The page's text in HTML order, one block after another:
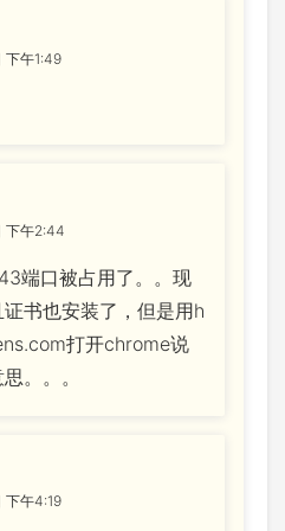
下午1:49
下午2:44
端口被占用了。。现
书也安装了，但是用h
打开chrome说
。。。
下午4:19